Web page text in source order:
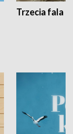
Trzecia fala -